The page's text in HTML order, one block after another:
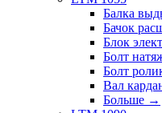
Балка
Бачок
Блок
Болт
Болт
Вал
Больше →